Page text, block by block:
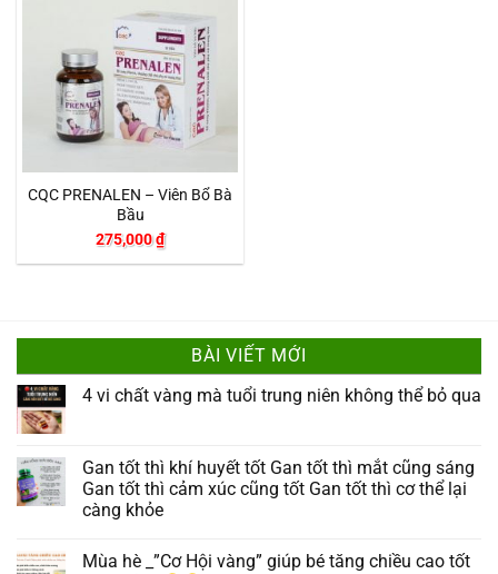
CQC PRENALEN – Viên Bổ Bà
Bầu
275,000₫
BÀI VIẾT MỚI
4 vi chất vàng mà tuổi trung niên không thể bỏ qua
Gan tốt thì khí huyết tốt Gan tốt thì mắt cũng sáng
Gan tốt thì cảm xúc cũng tốt Gan tốt thì cơ thể lại
càng khỏe
Mùa hè _”Cơ Hội vàng” giúp bé tăng chiều cao tốt